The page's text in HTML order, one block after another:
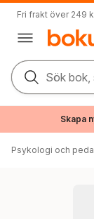
Fri frakt över 249
Sök bok,
Skapa
Psykologi och